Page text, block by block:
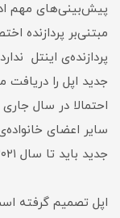
پیش‌بینی‌های مهم
مبتنی‌بر پردازنده‌
احتمالا در سال
سایر اعضای
جدید باید تا سال ۲۰۲۱ یا حتی ۲۰۲۲ منتظر بمانند.
اپل تصمیم گرفته